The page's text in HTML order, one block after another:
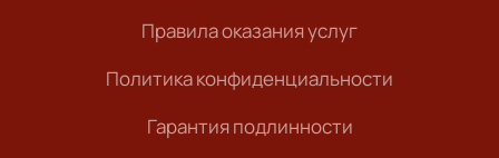
Правила оказания услуг
Политика конфиденциальности
Гарантия подлинности